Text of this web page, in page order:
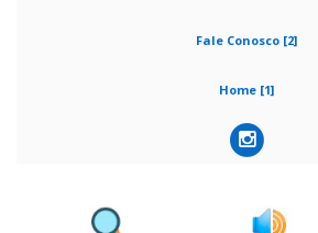
Fale Conosco [2]
Home [1]